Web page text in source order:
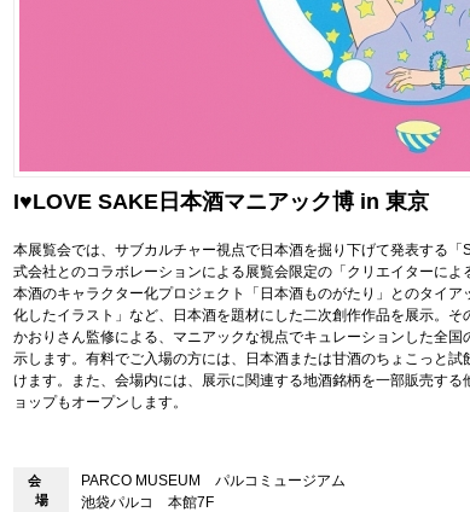
I♥LOVE SAKE日本酒マニアック博 in 東京
本展覧会では、サブカルチャー視点で日本酒を掘り下げて発表する
式会社とのコラボレーションによる展覧会限定の「クリエイターに
本酒のキャラクター化プロジェクト「日本酒ものがたり」とのタイ
化したイラスト」など、日本酒を題材にした二次創作作品を展示。
かおりさん監修による、マニアックな視点でキュレーションした全
示します。有料でご入場の方には、日本酒または甘酒のちょこっと
けます。また、会場内には、展示に関連する地酒銘柄を一部販売す
ョップもオープンします。
会
場
PARCO MUSEUM パルコミュージアム
池袋パルコ 本館7F